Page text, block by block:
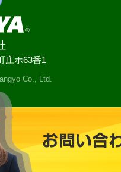
庄ホ63番1
Co., Ltd.